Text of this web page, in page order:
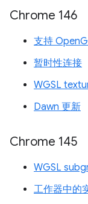
Chrome 146
支持
暂时性连接
WGSL
Dawn 更新
Chrome 145
WGSL
工作器中的